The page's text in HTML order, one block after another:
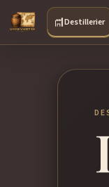
Destillerier